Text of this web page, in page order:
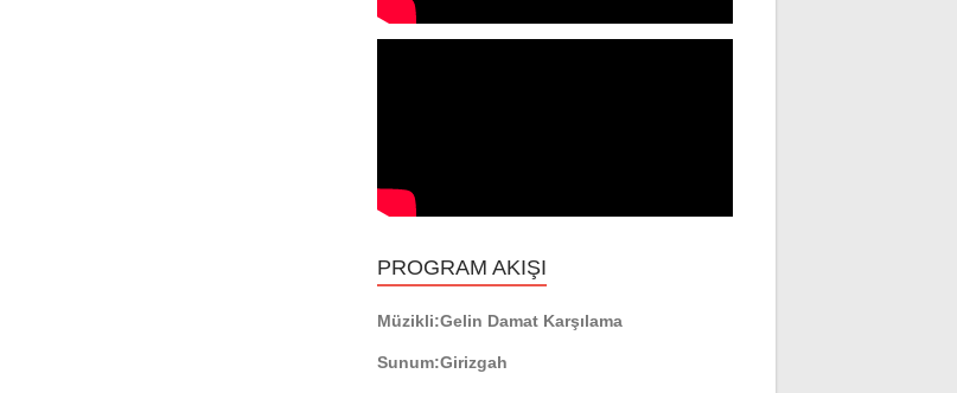
PROGRAM AKIŞI
Müzikli:Gelin Damat Karşılama
Sunum:Girizgah